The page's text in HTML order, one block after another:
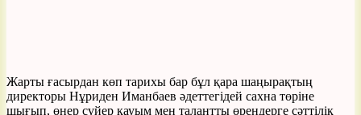
Жарты ғасырдан көп тарихы бар бұл қара шаңырақтың
директоры Нұриден Иманбаев әдеттегідей сахна төріне
шығып, өнер сүйер қауым мен талантты өрендерге сәттілік